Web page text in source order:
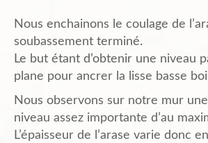
Plans de l’Abri
Liens Amis
Nous enchainons le coulage de
soubassement terminé.
Le but étant d’obtenir une niveau
plane pour ancrer la lisse basse
Nous observons sur notre mur
niveau assez importante d’au
L’épaisseur de l’arase varie donc